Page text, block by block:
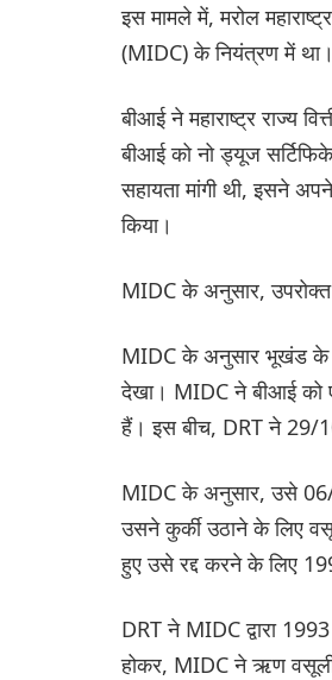
इस मामले में, मरोल
(MIDC) के नियंत्रण में था।
बीआई ने महाराष्ट्र राज्य
बीआई को नो ड्यूज
सहायता मांगी थी, इसने
किया।
MIDC के अनुसार, उपरोक्त
MIDC के अनुसार भूखंड के
देखा। MIDC ने बीआई को
हैं। इस बीच, DRT ने 29/
MIDC के अनुसार, उसे 06/
उसने कुर्की उठाने के लिए
हुए उसे रद्द करने के लिए
DRT ने MIDC द्वारा
होकर, MIDC ने ऋण वसूली